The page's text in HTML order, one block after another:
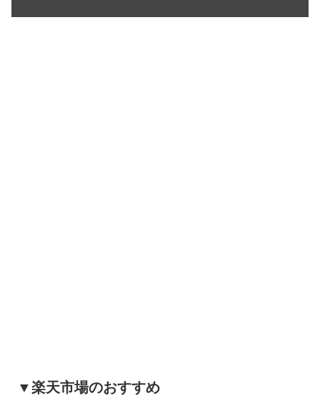
▼楽天市場のおすすめ